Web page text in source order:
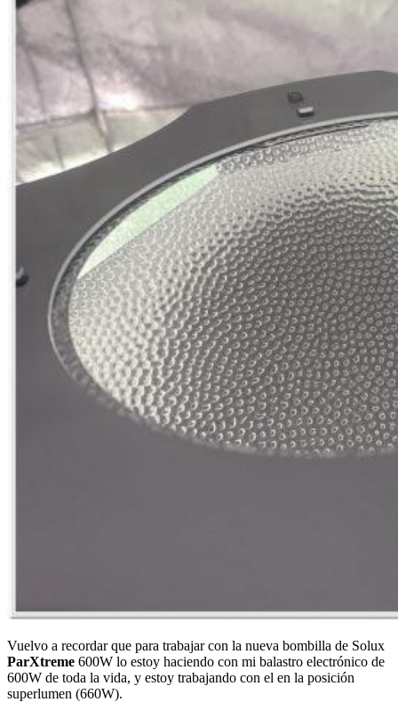
Vuelvo a recordar que para trabajar con la nueva bombilla de Solux
ParXtreme 600W lo estoy haciendo con mi balastro electrónico de
600W de toda la vida, y estoy trabajando con el en la posición
superlumen (660W).